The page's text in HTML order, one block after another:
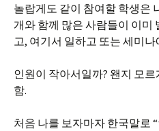
놀랍게도 같이 참여할 학생은
개와 함께 많은 사람들이 이미
고, 여기서 일하고 또는 세미
인원이 작아서일까? 왠지 모
함.
처음 나를 보자마자 한국말로